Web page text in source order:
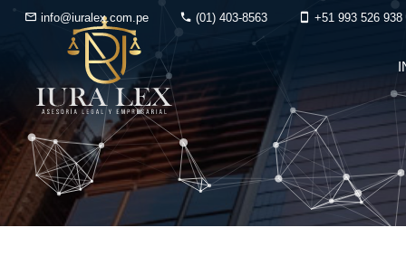
info@iuralex.com.pe (01) 403-8563 +51 993 526 938